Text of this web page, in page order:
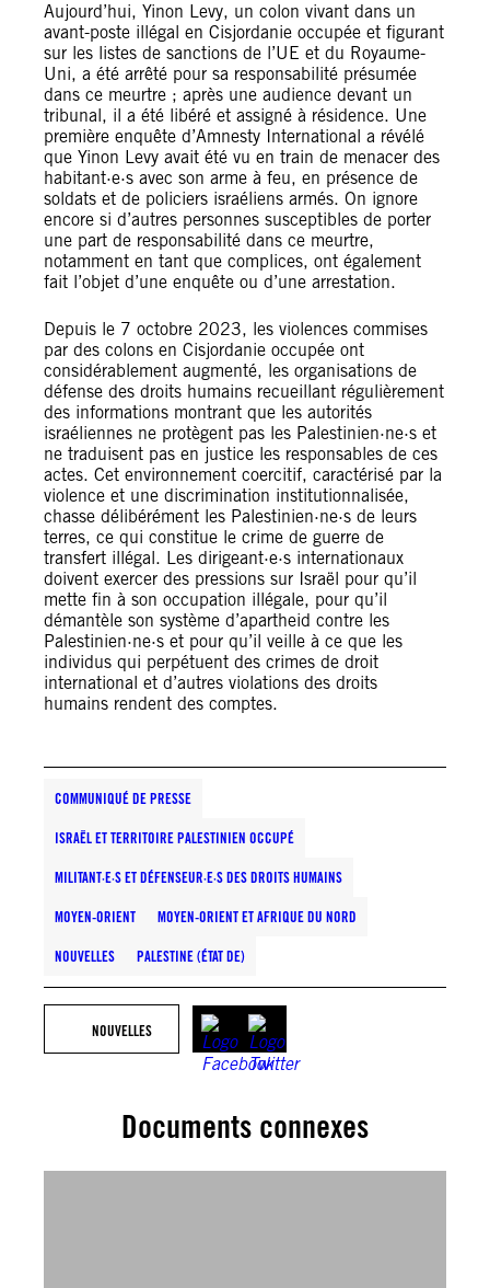
Aujourd’hui, Yinon Levy, un colon vivant dans un
avant-poste illégal en Cisjordanie occupée et figurant
sur les listes de sanctions de l’UE et du Royaume-
Uni, a été arrêté pour sa responsabilité présumée
dans ce meurtre ; après une audience devant un
tribunal, il a été libéré et assigné à résidence. Une
première enquête d’Amnesty International a révélé
que Yinon Levy avait été vu en train de menacer des
habitant·e·s avec son arme à feu, en présence de
soldats et de policiers israéliens armés. On ignore
encore si d’autres personnes susceptibles de porter
une part de responsabilité dans ce meurtre,
notamment en tant que complices, ont également
fait l’objet d’une enquête ou d’une arrestation.
Depuis le 7 octobre 2023, les violences commises
par des colons en Cisjordanie occupée ont
considérablement augmenté, les organisations de
défense des droits humains recueillant régulièrement
des informations montrant que les autorités
israéliennes ne protègent pas les Palestinien·ne·s et
ne traduisent pas en justice les responsables de ces
actes. Cet environnement coercitif, caractérisé par la
violence et une discrimination institutionnalisée,
chasse délibérément les Palestinien·ne·s de leurs
terres, ce qui constitue le crime de guerre de
transfert illégal. Les dirigeant·e·s internationaux
doivent exercer des pressions sur Israël pour qu’il
mette fin à son occupation illégale, pour qu’il
démantèle son système d’apartheid contre les
Palestinien·ne·s et pour qu’il veille à ce que les
individus qui perpétuent des crimes de droit
international et d’autres violations des droits
humains rendent des comptes.
COMMUNIQUÉ DE PRESSE
ISRAËL ET TERRITOIRE PALESTINIEN OCCUPÉ
MILITANT·E·S ET DÉFENSEUR·E·S DES DROITS HUMAINS
MOYEN-ORIENT MOYEN-ORIENT ET AFRIQUE DU NORD
NOUVELLES PALESTINE (ÉTAT DE)
NOUVELLES
Documents connexes